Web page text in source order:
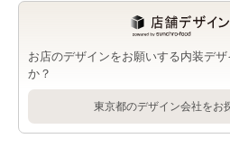
お店のデザインをお願いする内装デ
か？
東京都のデザイン会社をお